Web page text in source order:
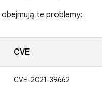
te problemy:
CVE
CVE-2021-39662